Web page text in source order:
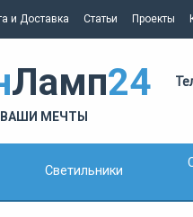
и Доставка Статьи Проекты
Ламп24
МЕЧТЫ
Светильники